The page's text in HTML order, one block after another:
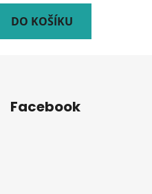
DO KOŠÍKU
Facebook